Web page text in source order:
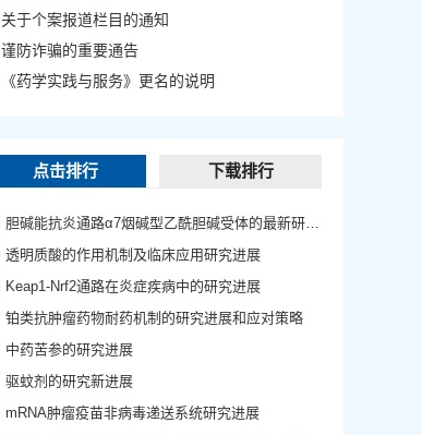
关于个案报道栏目的通知
谨防诈骗的重要通告
《药学实践与服务》更名的说明
点击排行 下载排行
胆碱能抗炎通路α7烟碱型乙酰胆碱受体的最新研究进展
透明质酸的作用机制及临床应用研究进展
Keap1-Nrf2通路在炎症疾病中的研究进展
铂类抗肿瘤药物耐药机制的研究进展和应对策略
中药苦参的研究进展
驱蚊剂的研究新进展
mRNA肿瘤疫苗非病毒递送系统研究进展